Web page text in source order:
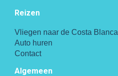
Reizen
Vliegen naar de Costa Blanca
Auto huren
Contact
Algemeen